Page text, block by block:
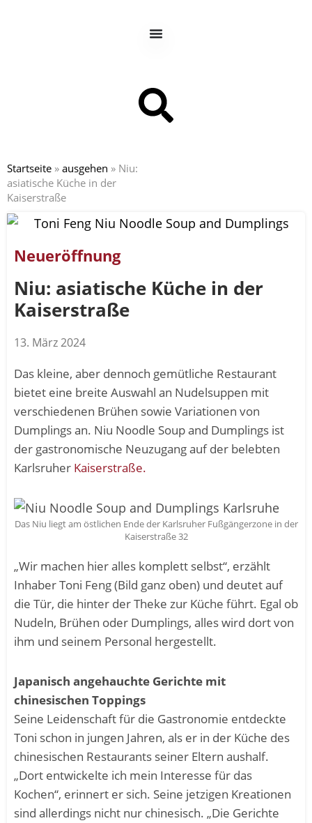
Startseite » ausgehen » Niu:
asiatische Küche in der
Kaiserstraße
Neueröffnung
Niu: asiatische Küche in der
Kaiserstraße
13. März 2024
Das kleine, aber dennoch gemütliche Restaurant
bietet eine breite Auswahl an Nudelsuppen mit
verschiedenen Brühen sowie Variationen von
Dumplings an. Niu Noodle Soup and Dumplings ist
der gastronomische Neuzugang auf der belebten
Karlsruher Kaiserstraße.
Das Niu liegt am östlichen Ende der Karlsruher Fußgängerzone in der
Kaiserstraße 32
„Wir machen hier alles komplett selbst“, erzählt
Inhaber Toni Feng (Bild ganz oben) und deutet auf
die Tür, die hinter der Theke zur Küche führt. Egal ob
Nudeln, Brühen oder Dumplings, alles wird dort von
ihm und seinem Personal hergestellt.
Japanisch angehauchte Gerichte mit
chinesischen Toppings
Seine Leidenschaft für die Gastronomie entdeckte
Toni schon in jungen Jahren, als er in der Küche des
chinesischen Restaurants seiner Eltern aushalf.
„Dort entwickelte ich mein Interesse für das
Kochen“, erinnert er sich. Seine jetzigen Kreationen
sind allerdings nicht nur chinesisch. „Die Gerichte